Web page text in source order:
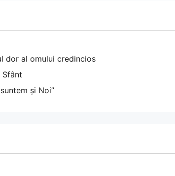
dor al omului credincios
și Noi”